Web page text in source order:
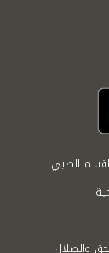
الطبي
والضلال